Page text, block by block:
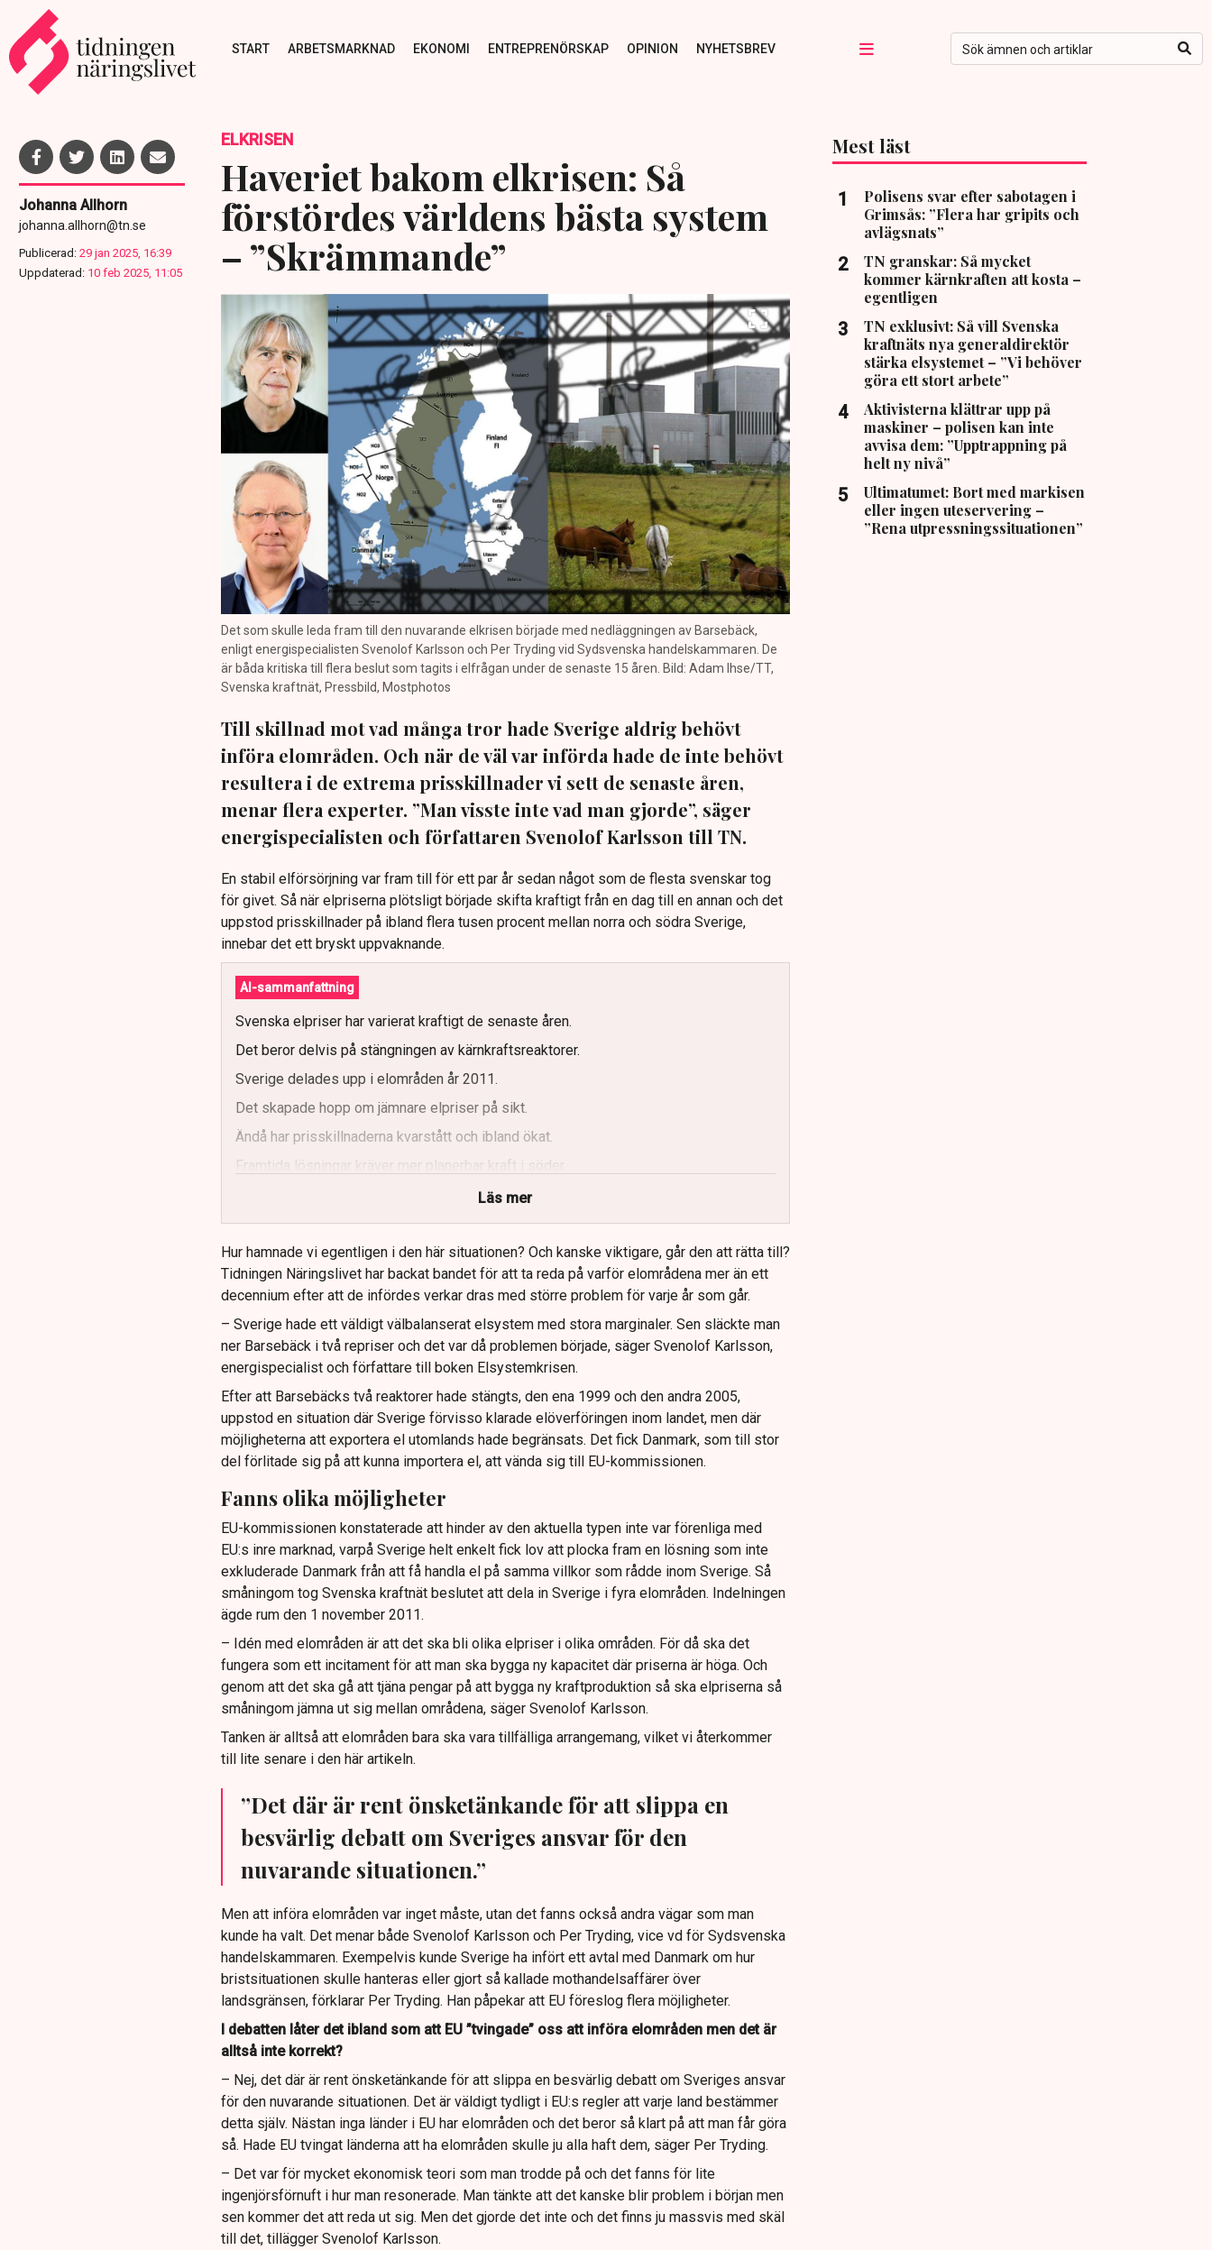
START ARBETSMARKNAD EKONOMI ENTREPRENÖRSKAP OPINION NYHETSBREV
Johanna Allhorn
johanna.allhorn@tn.se
Publicerad: 29 jan 2025, 16:39
Uppdaterad: 10 feb 2025, 11:05
ELKRISEN
Haveriet bakom elkrisen: Så
förstördes världens bästa system
– ”Skrämmande”
Det som skulle leda fram till den nuvarande elkrisen började med nedläggningen av Barsebäck,
enligt energispecialisten Svenolof Karlsson och Per Tryding vid Sydsvenska handelskammaren. De
är båda kritiska till flera beslut som tagits i elfrågan under de senaste 15 åren. Bild: Adam Ihse/TT,
Svenska kraftnät, Pressbild, Mostphotos
Till skillnad mot vad många tror hade Sverige aldrig behövt
införa elområden. Och när de väl var införda hade de inte behövt
resultera i de extrema prisskillnader vi sett de senaste åren,
menar flera experter. ”Man visste inte vad man gjorde”, säger
energispecialisten och författaren Svenolof Karlsson till TN.
En stabil elförsörjning var fram till för ett par år sedan något som de flesta svenskar tog
för givet. Så när elpriserna plötsligt började skifta kraftigt från en dag till en annan och det
uppstod prisskillnader på ibland flera tusen procent mellan norra och södra Sverige,
innebar det ett bryskt uppvaknande.
AI-sammanfattning
Svenska elpriser har varierat kraftigt de senaste åren.
Det beror delvis på stängningen av kärnkraftsreaktorer.
Sverige delades upp i elområden år 2011.
Det skapade hopp om jämnare elpriser på sikt.
Ändå har prisskillnaderna kvarstått och ibland ökat.
Framtida lösningar kräver mer planerbar kraft i söder.
Läs mer
Hur hamnade vi egentligen i den här situationen? Och kanske viktigare, går den att rätta till?
Tidningen Näringslivet har backat bandet för att ta reda på varför elområdena mer än ett
decennium efter att de infördes verkar dras med större problem för varje år som går.
– Sverige hade ett väldigt välbalanserat elsystem med stora marginaler. Sen släckte man
ner Barsebäck i två repriser och det var då problemen började, säger Svenolof Karlsson,
energispecialist och författare till boken Elsystemkrisen.
Efter att Barsebäcks två reaktorer hade stängts, den ena 1999 och den andra 2005,
uppstod en situation där Sverige förvisso klarade elöverföringen inom landet, men där
möjligheterna att exportera el utomlands hade begränsats. Det fick Danmark, som till stor
del förlitade sig på att kunna importera el, att vända sig till EU-kommissionen.
Fanns olika möjligheter
EU-kommissionen konstaterade att hinder av den aktuella typen inte var förenliga med
EU:s inre marknad, varpå Sverige helt enkelt fick lov att plocka fram en lösning som inte
exkluderade Danmark från att få handla el på samma villkor som rådde inom Sverige. Så
småningom tog Svenska kraftnät beslutet att dela in Sverige i fyra elområden. Indelningen
ägde rum den 1 november 2011.
– Idén med elområden är att det ska bli olika elpriser i olika områden. För då ska det
fungera som ett incitament för att man ska bygga ny kapacitet där priserna är höga. Och
genom att det ska gå att tjäna pengar på att bygga ny kraftproduktion så ska elpriserna så
småningom jämna ut sig mellan områdena, säger Svenolof Karlsson.
Tanken är alltså att elområden bara ska vara tillfälliga arrangemang, vilket vi återkommer
till lite senare i den här artikeln.
”Det där är rent önsketänkande för att slippa en
besvärlig debatt om Sveriges ansvar för den
nuvarande situationen.”
Men att införa elområden var inget måste, utan det fanns också andra vägar som man
kunde ha valt. Det menar både Svenolof Karlsson och Per Tryding, vice vd för Sydsvenska
handelskammaren. Exempelvis kunde Sverige ha infört ett avtal med Danmark om hur
bristsituationen skulle hanteras eller gjort så kallade mothandelsaffärer över
landsgränsen, förklarar Per Tryding. Han påpekar att EU föreslog flera möjligheter.
I debatten låter det ibland som att EU ”tvingade” oss att införa elområden men det är
alltså inte korrekt?
– Nej, det där är rent önsketänkande för att slippa en besvärlig debatt om Sveriges ansvar
för den nuvarande situationen. Det är väldigt tydligt i EU:s regler att varje land bestämmer
detta själv. Nästan inga länder i EU har elområden och det beror så klart på att man får göra
så. Hade EU tvingat länderna att ha elområden skulle ju alla haft dem, säger Per Tryding.
– Det var för mycket ekonomisk teori som man trodde på och det fanns för lite
ingenjörsförnuft i hur man resonerade. Man tänkte att det kanske blir problem i början men
sen kommer det att reda ut sig. Men det gjorde det inte och det finns ju massvis med skäl
till det, tillägger Svenolof Karlsson.
Mest läst
Polisens svar efter sabotagen i
Grimsås: ”Flera har gripits och
avlägsnats”
TN granskar: Så mycket
kommer kärnkraften att kosta –
egentligen
TN exklusivt: Så vill Svenska
kraftnäts nya generaldirektör
stärka elsystemet – ”Vi behöver
göra ett stort arbete”
Aktivisterna klättrar upp på
maskiner – polisen kan inte
avvisa dem: ”Upptrappning på
helt ny nivå”
Ultimatumet: Bort med markisen
eller ingen uteservering –
”Rena utpressningssituationen”